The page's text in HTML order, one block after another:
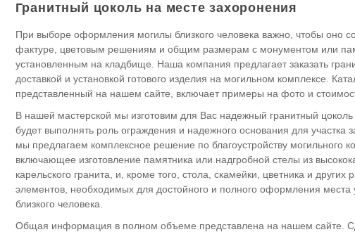
Гранитный цоколь на месте захоронения
При выборе оформления могилы близкого человека важно, чтобы оно
фактуре, цветовым решениям и общим размерам с монументом или
установленным на кладбище. Наша компания предлагает заказать
доставкой и установкой готового изделия на могильном комплексе.
представленный на нашем сайте, включает примеры на фото и
В нашей мастерской мы изготовим для Вас надежный гранитный цоколь
будет выполнять роль ограждения и надежного основания для участка
мы предлагаем комплексное решение по благоустройству могильного
включающее изготовление памятника или надгробной стелы из
карельского гранита, и, кроме того, стола, скамейки, цветника и других
элементов, необходимых для достойного и полного оформления места
близкого человека.
Общая информация в полном объеме представлена на нашем сайте.